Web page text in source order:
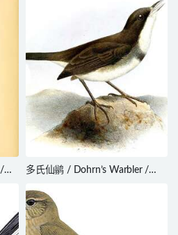
多氏仙鹟 / Dohrn’s Warbler /